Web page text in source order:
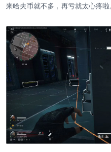
来哈夫币就不多，再亏就太心疼啦